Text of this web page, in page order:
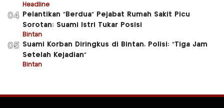
Headline
04
Pelantikan “Berdua” Pejabat Rumah Sakit Picu
Sorotan: Suami Istri Tukar Posisi
Bintan
05 Suami Korban Diringkus di Bintan, Polisi: “Tiga Jam
Setelah Kejadian”
Bintan